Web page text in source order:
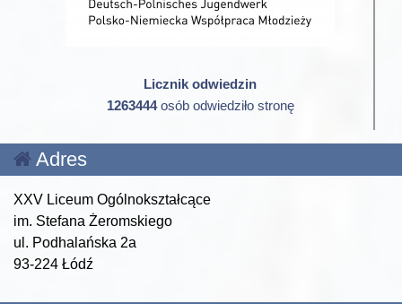
Licznik odwiedzin
1263444osób odwiedziło stronę
Adres
XXV Liceum Ogólnokształcące
im. Stefana Żeromskiego
ul. Podhalańska 2a
93-224 Łódź